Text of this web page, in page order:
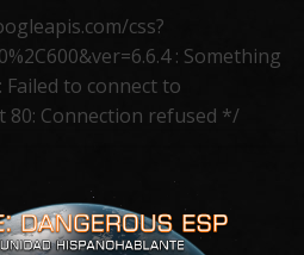
css?
: Something
to connect to
Connection refused */